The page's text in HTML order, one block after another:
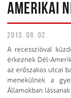
AMERIKAI
2013. 08. 02.
A recesszióval
érkeznek Dél-
az erőszakos utcai
menekülnek a
Államokban